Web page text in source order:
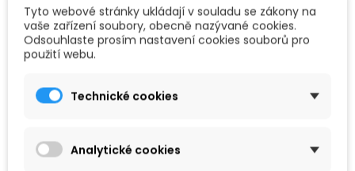
Zobrazení 1-1 z 1 položek
Tyto webové stránky ukládají v souladu se zákony na
vaše zařízení soubory, obecně nazývané cookies.
Odsouhlaste prosím nastavení cookies souborů pro
použití webu.
Technické cookies
Analytické cookies